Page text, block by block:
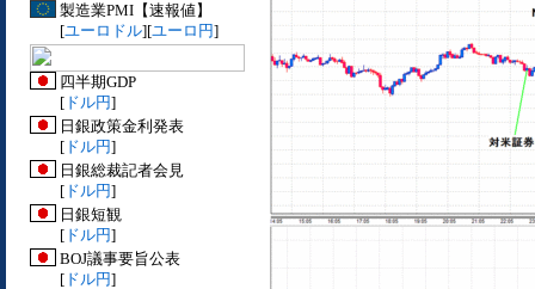
製造業PMI【速報値】
[ユーロドル][ユーロ円]
四半期GDP
[ ドル円]
日銀政策金利発表
[ ドル円]
日銀総裁記者会見
[ ドル円]
日銀短観
[ ドル円]
BOJ議事要旨公表
[ ドル円]